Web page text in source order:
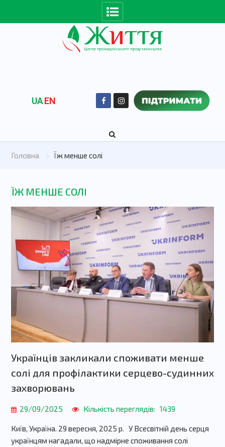
UAEN
Головна Їж менше солі
ЇЖ МЕНШЕ СОЛІ
Українців закликали споживати менше
солі для профілактики серцево-судинних
захворювань
29/09/2025 Кількість переглядів: 1439
Київ, Україна. 29 вересня, 2025 р. У Всесвітній день серця
українцям нагадали, що надмірне споживання солі